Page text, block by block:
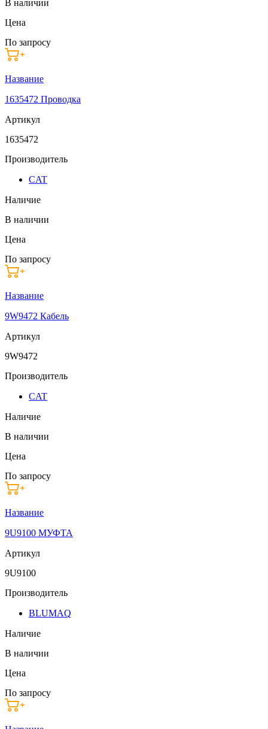
В наличии
Цена
По запросу
Название
1635472 Проводка
Артикул
1635472
Производитель
CAT
Наличие
В наличии
Цена
По запросу
Название
9W9472 Кабель
Артикул
9W9472
Производитель
CAT
Наличие
В наличии
Цена
По запросу
Название
9U9100 МУФТА
Артикул
9U9100
Производитель
BLUMAQ
Наличие
В наличии
Цена
По запросу